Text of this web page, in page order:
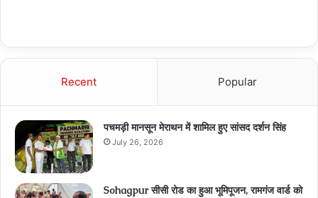
Recent Popular
पचमड़ी मानसून मेराथन में शामिल हुए सांसद दर्शन सिंह
July 26, 2026
Sohagpur सीसी रोड का हुआ भूमिपूजन, रामगंज वार्ड को